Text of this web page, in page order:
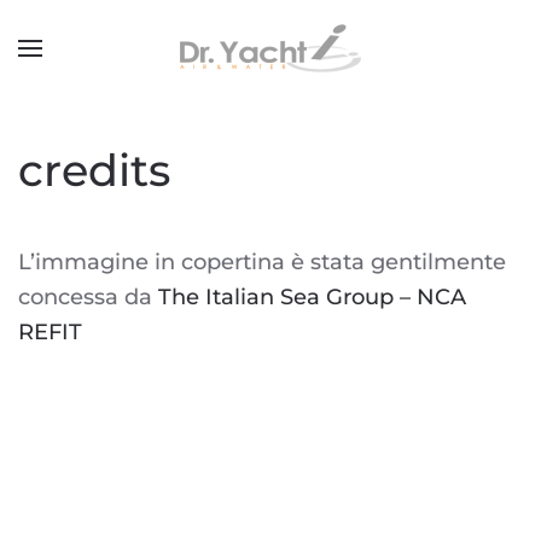
Passa al contenuto principale
credits
L’immagine in copertina è stata gentilmente
concessa da The Italian Sea Group – NCA
REFIT